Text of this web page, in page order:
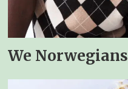
We Norwegians